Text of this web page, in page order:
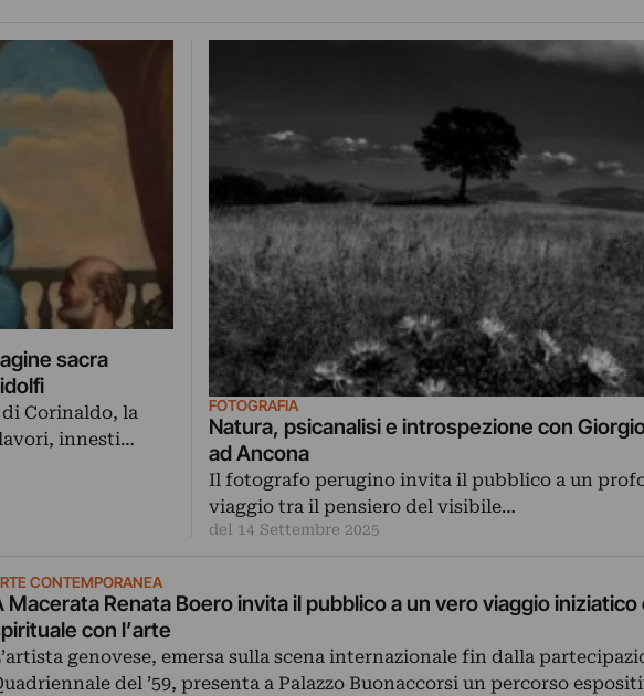
sacra
Corinaldo, la
innesti…
FOTOGRAFIA
Natura, psicanalisi e introspezione con
ad Ancona
Il fotografo perugino invita il pubblico a un
viaggio tra il pensiero del visibile…
del 14 Settembre 2025
CONTEMPORANEA
Macerata Renata Boero invita il pubblico a un vero viaggio iniziatico
con l’arte
genovese, emersa sulla scena internazionale fin dalla
del ’59, presenta a Palazzo Buonaccorsi un percorso